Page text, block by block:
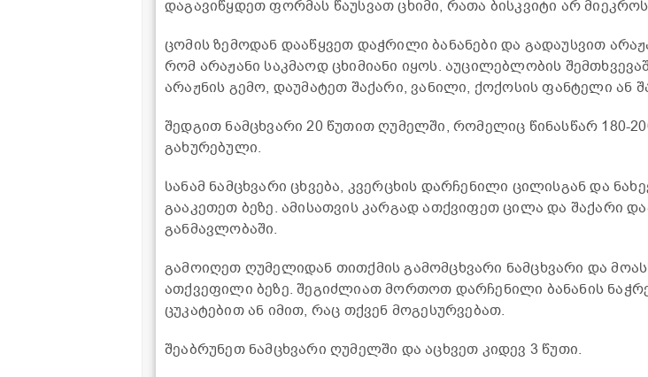
დაგავიწყდეთ ფორმას წაუსვათ ცხიმი, რათა ბისკვიტი არ
ცომის ზემოდან დააწყვეთ დაჭრილი ბანანები და გადაუსვით
რომ არაჟანი საკმაოდ ცხიმიანი იყოს. აუცილებლობის
არაჟნის გემო, დაუმატეთ შაქარი, ვანილი, ქოქოსის ფანტელი ან
შედგით ნამცხვარი 20 წუთით ღუმელში, რომელიც წინასწარ 180-
გახურებული.
სანამ ნამცხვარი ცხვება, კვერცხის დარჩენილი ცილისგან და
გააკეთეთ ბეზე. ამისათვის კარგად ათქვიფეთ ცილა და შაქარი
განმავლობაში.
გამოიღეთ ღუმელიდან თითქმის გამომცხვარი ნამცხვარი და
ათქვეფილი ბეზე. შეგიძლიათ მორთოთ დარჩენილი ბანანის
ცუკატებით ან იმით, რაც თქვენ მოგესურვებათ.
შეაბრუნეთ ნამცხვარი ღუმელში და აცხვეთ კიდევ 3 წუთი.